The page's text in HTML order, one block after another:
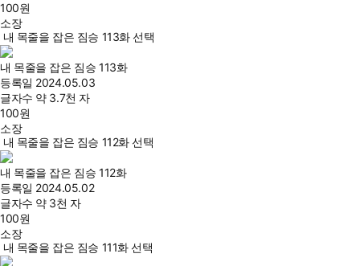
100원
소장
내 목줄을 잡은 짐승 113화 선택
내 목줄을 잡은 짐승 113화
등록일 2024.05.03
글자수 약 3.7천 자
100원
소장
내 목줄을 잡은 짐승 112화 선택
내 목줄을 잡은 짐승 112화
등록일 2024.05.02
글자수 약 3천 자
100원
소장
내 목줄을 잡은 짐승 111화 선택